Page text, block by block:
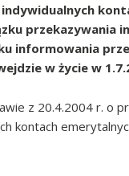
przekazywania
informowania
w życie w
z 20.4.2004 r. o
kontach